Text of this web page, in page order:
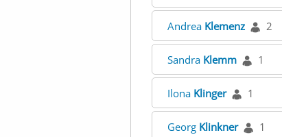
Andrea Klemenz 2
Sandra Klemm 1
Ilona Klinger 1
Georg Klinkner 1